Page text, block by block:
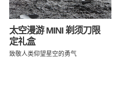
太空漫游 MINI 剃须刀限
定礼盒
致敬人类仰望星空的勇气